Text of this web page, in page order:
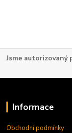
Jsme autorizovaný
Informace
Obchodní podmínky